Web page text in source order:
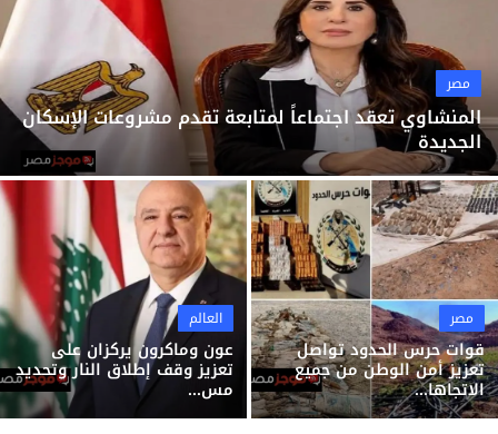
منوعات
مصر
المنشاوي تعقد اجتماعاً لمتابعة تقدم مشروعات الإسكان
الجديدة
مصر
قوات حرس الحدود تواصل
تعزيز أمن الوطن من جميع
الاتجاها...
العالم
عون وماكرون يركزان على
تعزيز وقف إطلاق النار وتحديد
مس...